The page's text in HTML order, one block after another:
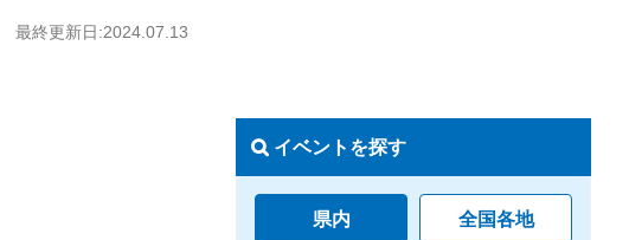
最終更新日:2024.07.13
イベントを探す
県内 全国各地